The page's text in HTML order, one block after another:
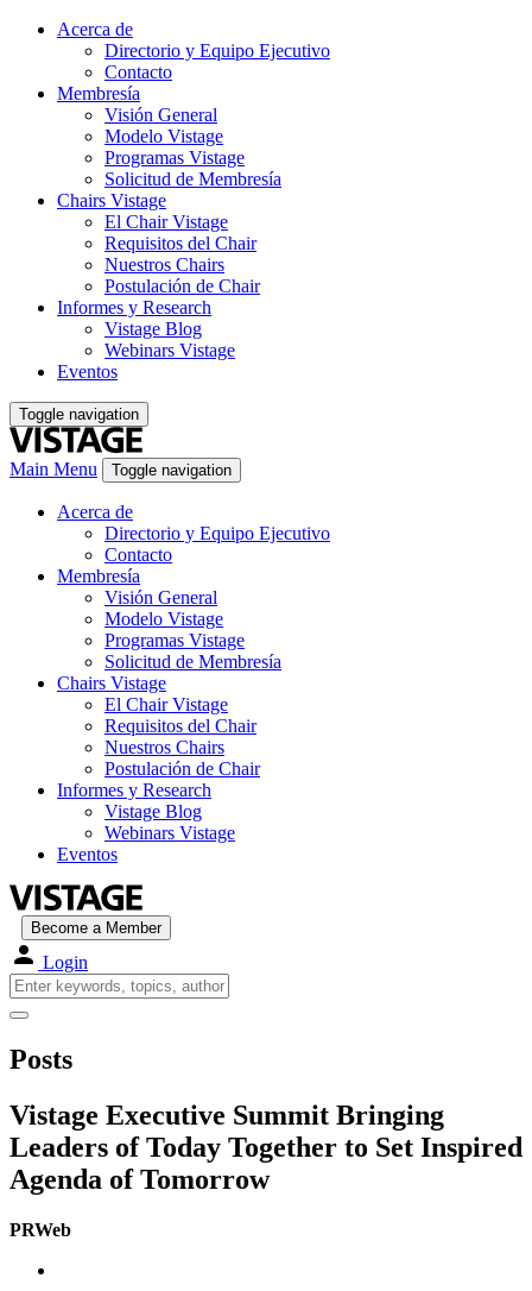
Acerca de
Directorio y Equipo Ejecutivo
Contacto
Membresía
Visión General
Modelo Vistage
Programas Vistage
Solicitud de Membresía
Chairs Vistage
El Chair Vistage
Requisitos del Chair
Nuestros Chairs
Postulación de Chair
Informes y Research
Vistage Blog
Webinars Vistage
Eventos
Toggle navigation
Main Menu Toggle navigation
Acerca de
Directorio y Equipo Ejecutivo
Contacto
Membresía
Visión General
Modelo Vistage
Programas Vistage
Solicitud de Membresía
Chairs Vistage
El Chair Vistage
Requisitos del Chair
Nuestros Chairs
Postulación de Chair
Informes y Research
Vistage Blog
Webinars Vistage
Eventos
Become a Member
Login
Posts
Vistage Executive Summit Bringing
Leaders of Today Together to Set Inspired
Agenda of Tomorrow
PRWeb